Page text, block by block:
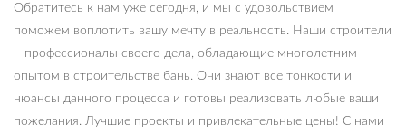
Обратитесь к нам уже сегодня, и мы с удовольствием
поможем воплотить вашу мечту в реальность. Наши строители
– профессионалы своего дела, обладающие многолетним
опытом в строительстве бань. Они знают все тонкости и
нюансы данного процесса и готовы реализовать любые ваши
пожелания. Лучшие проекты и привлекательные цены! С нами